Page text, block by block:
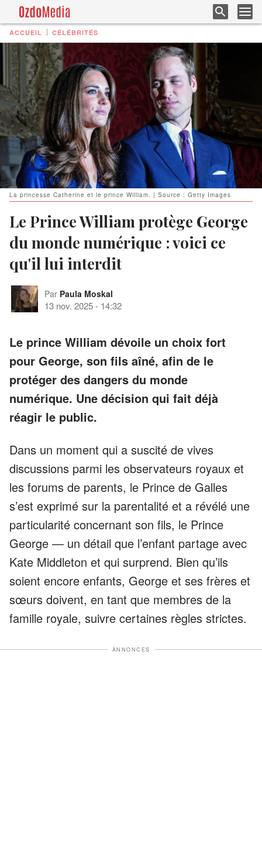
ACCUEIL CÉLÉBRITÉS
La princesse Catherine et le prince William. | Source : Getty Images
Le Prince William protège George
du monde numérique : voici ce
qu'il lui interdit
Par Paula Moskal
13 nov. 2025- 14:32
Le prince William dévoile un choix fort
pour George, son fils aîné, afin de le
protéger des dangers du monde
numérique. Une décision qui fait déjà
réagir le public.
Dans un moment qui a suscité de vives
discussions parmi les observateurs royaux et
les forums de parents, le Prince de Galles
s’est exprimé sur la parentalité et a révélé une
particularité concernant son fils, le Prince
George — un détail que l’enfant partage avec
Kate Middleton et qui surprend. Bien qu’ils
soient encore enfants, George et ses frères et
sœurs doivent, en tant que membres de la
famille royale, suivre certaines règles strictes.
ANNONCES